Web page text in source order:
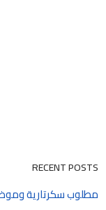
RECENT POSTS
مطلوب سكرتارية وموظفين